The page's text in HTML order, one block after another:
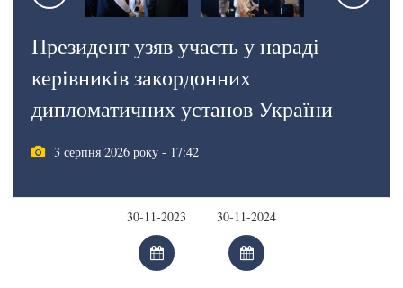
Президент узяв участь у нараді
керівників закордонних
дипломатичних установ України
3 серпня 2026 року - 17:42